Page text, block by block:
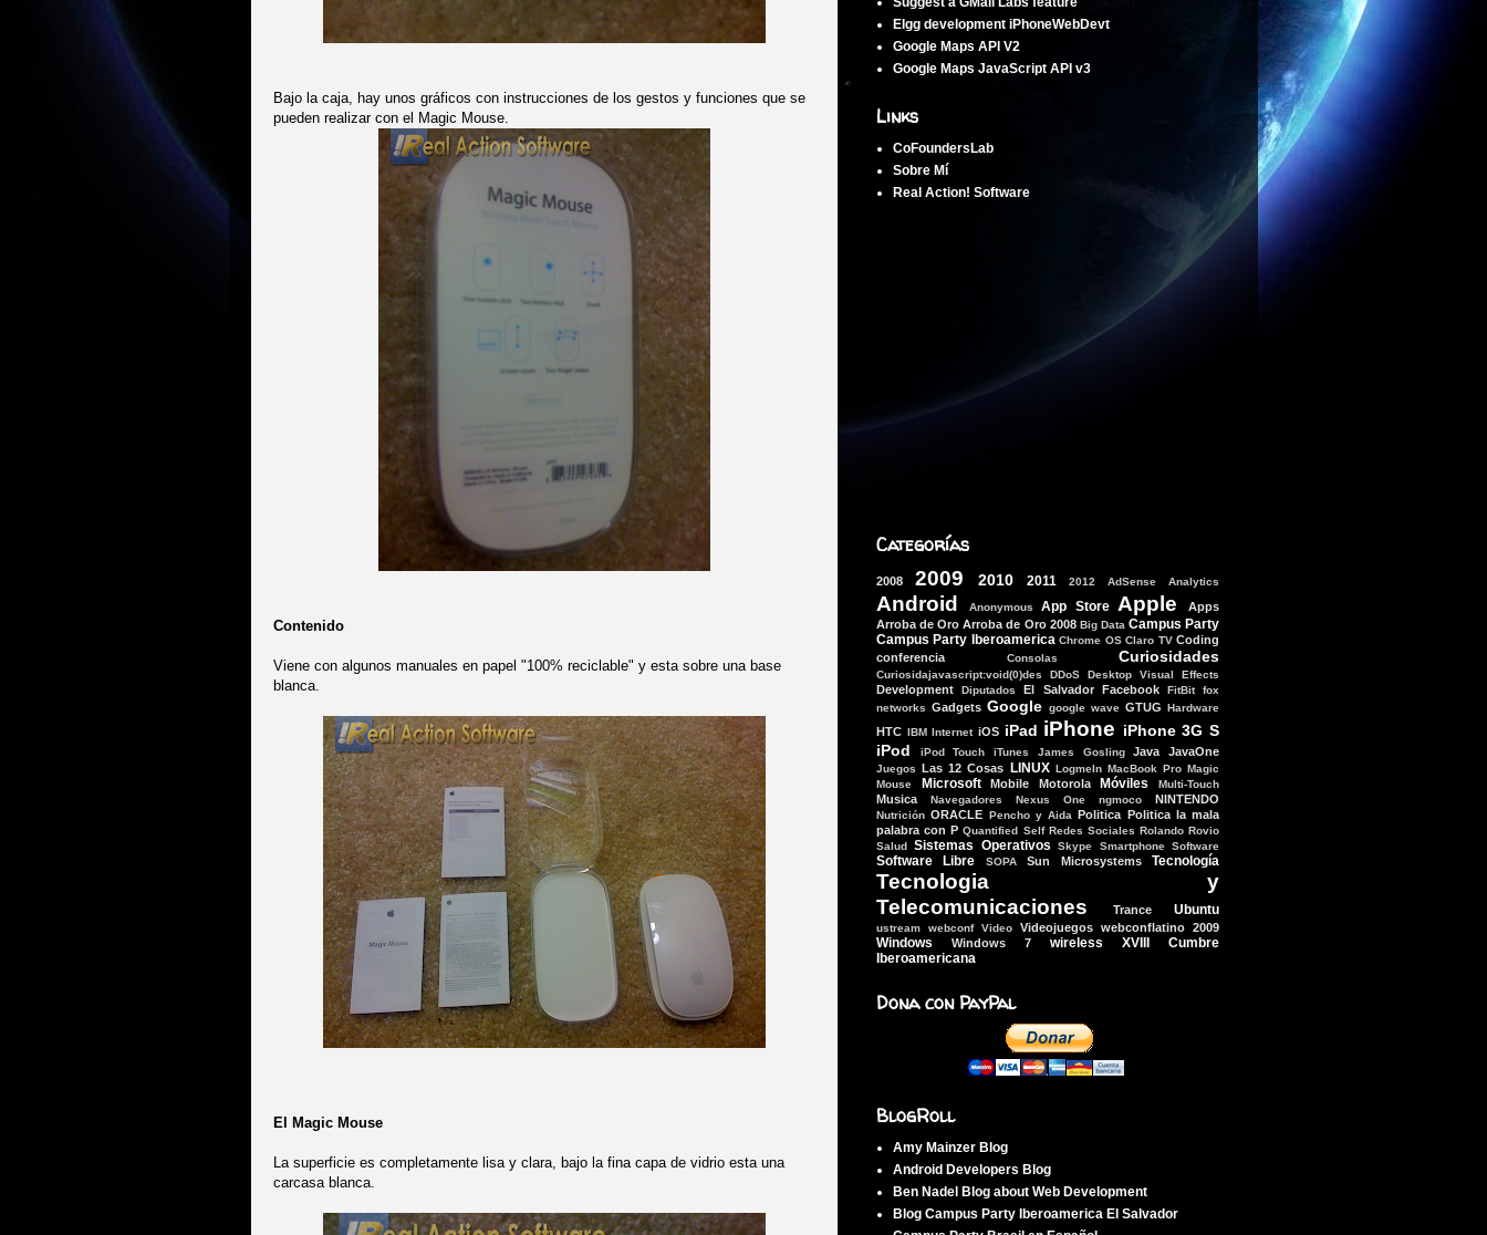
Bajo la caja, hay unos gráficos con instrucciones de los gestos y funciones que se
pueden realizar con el Magic Mouse.
Contenido
Viene con algunos manuales en papel "100% reciclable" y esta sobre una base
blanca.
El Magic Mouse
La superficie es completamente lisa y clara, bajo la fina capa de vidrio esta una
carcasa blanca.
Elgg development iPhoneWebDevt
Google Maps API V2
Google Maps JavaScript API v3
Links
CoFoundersLab
Sobre Mí
Real Action! Software
Categorías
2008 2009 2010 2011 2012 AdSense Analytics
Android Anonymous App Store Apple
Apps
Arroba de Oro Arroba de Oro 2008 Big Data Campus Party
Campus Party Iberoamerica Chrome OS Claro TV Coding
conferencia
Consolas Curiosidades
Curiosidajavascript:void(0)des DDoS Desktop Visual Effects
Development Diputados El Salvador Facebook FitBit
fox
networks Gadgets Google google wave GTUG Hardware
HTC IBM Internet iOS iPad iPhone iPhone 3G S
iPod
iPod Touch iTunes James Gosling Java JavaOne
Juegos Las 12 Cosas LINUX LogmeIn MacBook Pro Magic
Mouse
Microsoft Mobile Motorola Móviles Multi-Touch
Musica Navegadores Nexus One ngmoco NINTENDO
Nutrición ORACLE Pencho y Aida Politica Politica la mala
palabra con P Quantified Self Redes Sociales Rolando Rovio
Salud Sistemas Operativos Skype Smartphone Software
Software Libre SOPA Sun Microsystems Tecnología
Tecnologia y
Telecomunicaciones
Trance Ubuntu
ustream webconf Video Videojuegos webconflatino 2009
Windows Windows 7 wireless
XVIII Cumbre
Iberoamericana
Dona con PayPal
BlogRoll
Amy Mainzer Blog
Android Developers Blog
Ben Nadel Blog about Web Development
Blog Campus Party Iberoamerica El Salvador